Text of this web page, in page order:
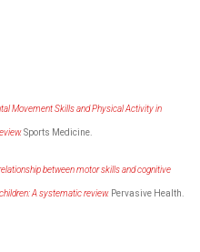
Movement Skills and Physical Activity in
Sports Medicine.
between motor skills and cognitive
A systematic review. Pervasive Health.